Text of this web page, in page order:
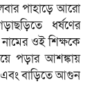
পাহাড়ে আরো
ধর্ষণের
ওই শিক্ষকে
পড়ার আশঙ্কায়
এবং বাড়িতে আগুন